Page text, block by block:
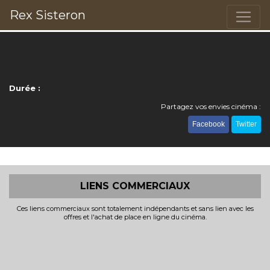
Rex Sisteron
Durée :
Partagez vos envies cinéma :
Facebook Twitter
LIENS COMMERCIAUX
Ces liens commerciaux sont totalement indépendants et sans lien avec les
offres et l'achat de place en ligne du cinéma.